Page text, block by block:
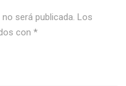
será publicada. Los
con *